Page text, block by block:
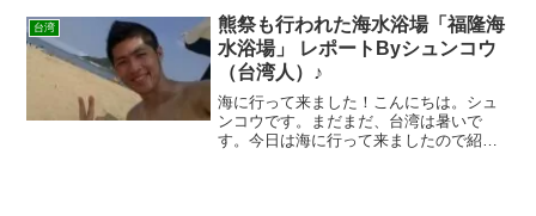
ポートします！目印はコレっ！西門の繁
華街を歩き近くまできまし...
台湾
熊祭も行われた海水浴場「福隆海
水浴場」 レポートByシュンコウ
（台湾人）♪
海に行って来ました！こんにちは。シュ
ンコウです。まだまだ、台湾は暑いで
す。今日は海に行って来ましたので紹介